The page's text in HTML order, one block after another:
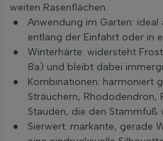
weiten Rasenflächen.
Anwendung im Garten: ideal
entlang der Einfahrt oder in
Winterhärte: widersteht
8a) und bleibt dabei
Kombinationen: harmoniert
Sträuchern, Rhododendron,
Stauden, die den Stammfuß
Sierwert: markante, gerade